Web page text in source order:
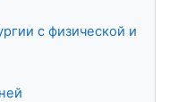
с физической и